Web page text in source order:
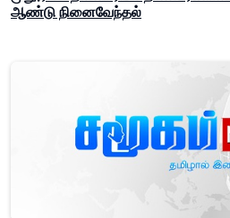
ஆண்டு நினைவேந்தல்